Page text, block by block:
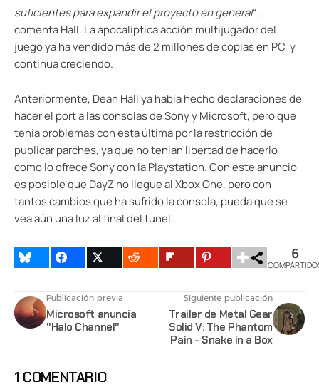
suficientes para expandir el proyecto en general“,
comenta Hall. La apocalíptica acción multijugador del
juego ya ha vendido más de 2 millones de copias en PC, y
continua creciendo.
Anteriormente, Dean Hall ya habia hecho declaraciones de
hacer el port a las consolas de Sony y Microsoft, pero que
tenia problemas con esta última por la restricción de
publicar parches, ya que no tenian libertad de hacerlo
como lo ofrece Sony con la Playstation. Con este anuncio
es posible que DayZ no llegue al Xbox One, pero con
tantos cambios que ha sufrido la consola, pueda que se
vea aún una luz al final del tunel.
6
Publicación previa
Microsoft anuncia
"Halo Channel"
Siguiente publicación
Trailer de Metal Gear
Solid V: The Phantom
Pain - Snake in a Box
1 COMENTARIO